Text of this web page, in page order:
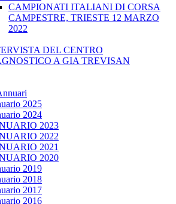
CAMPIONATI ITALIANI DI CORSA
CAMPESTRE, TRIESTE 12 MARZO
2022
DEL CENTRO
A GIA TREVISAN
2025
2024
2023
2022
2021
2020
2019
2018
2017
2016